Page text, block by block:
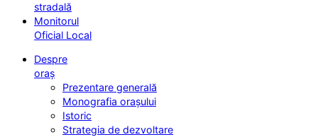
stradală
Monitorul
Oficial Local
Despre
oraș
Prezentare generală
Monografia orașului
Istoric
Strategia de dezvoltare